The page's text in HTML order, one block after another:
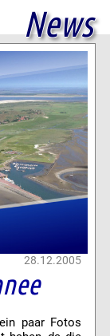
News
28.12.2005
paar Fotos